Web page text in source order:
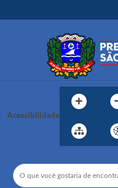
Acessibilidade